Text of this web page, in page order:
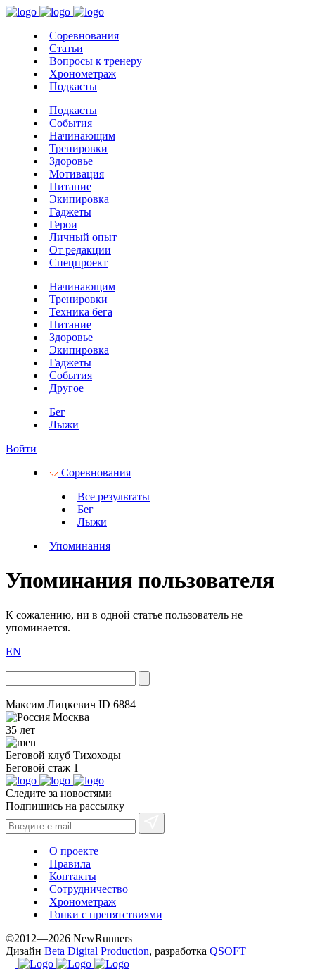
Соревнования
Статьи
Вопросы к тренеру
Хронометраж
Подкасты
Подкасты
События
Начинающим
Тренировки
Здоровье
Мотивация
Питание
Экипировка
Гаджеты
Герои
Личный опыт
От редакции
Спецпроект
Начинающим
Тренировки
Техника бега
Питание
Здоровье
Экипировка
Гаджеты
События
Другое
Бег
Лыжи
Войти
Соревнования
Все результаты
Бег
Лыжи
Упоминания
Упоминания пользователя
К сожалению, ни в одной статье пользователь не
упоминается.
EN
Максим Лицкевич ID 6884
Москва
35 лет
Беговой клуб Тихоходы
Беговой стаж 1
Следите за новостями
Подпишись на рассылку
О проекте
Правила
Контакты
Сотрудничество
Хронометраж
Гонки с препятствиями
©2012—2026 NewRunners
Дизайн Beta Digital Production, разработка QSOFT